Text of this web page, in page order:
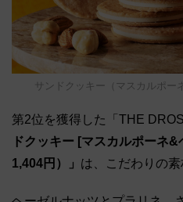
サンドクッキー（マスカルポ
第2位を獲得した「THE
ドクッキー [マスカルポーネ
1,404円）」 は、こだわりの素